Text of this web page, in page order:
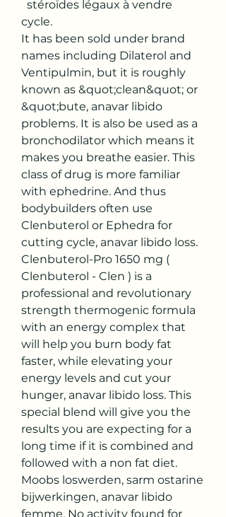
cycle.
It has been sold under brand
names including Dilaterol and
Ventipulmin, but it is roughly
known as &quot;clean&quot; or
&quot;bute, anavar libido
problems. It is also be used as a
bronchodilator which means it
makes you breathe easier. This
class of drug is more familiar
with ephedrine. And thus
bodybuilders often use
Clenbuterol or Ephedra for
cutting cycle, anavar libido loss.
Clenbuterol-Pro 1650 mg (
Clenbuterol - Clen ) is a
professional and revolutionary
strength thermogenic formula
with an energy complex that
will help you burn body fat
faster, while elevating your
energy levels and cut your
hunger, anavar libido loss. This
special blend will give you the
results you are expecting for a
long time if it is combined and
followed with a non fat diet.
Moobs loswerden, sarm ostarine
bijwerkingen, anavar libido
femme. No activity found for